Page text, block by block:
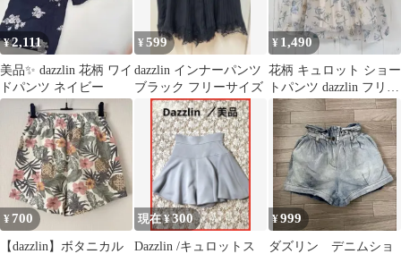
¥2,111
美品✨️ dazzlin 花柄 ワイ
ドパンツ ネイビー
¥599
dazzlin インナーパンツ
ブラック フリーサイズ
¥ 1,490
花柄 キュロット ショー
トパンツ dazzlin フリー
サイズ シアー素材
¥ 700
【dazzlin】ボタニカル
現在 ¥300
Dazzlin /キュロットス
¥999
ダズリン デニムショ